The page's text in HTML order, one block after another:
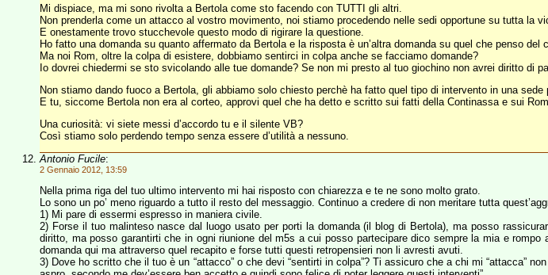
Mi dispiace, ma mi sono rivolta a Bertola come sto facendo con TUTTI gli altri.
Non prenderla come un attacco al vostro movimento, noi stiamo procedendo nelle sedi opportune su tutta la
E onestamente trovo stucchevole questo modo di rigirare la questione.
Ho fatto una domanda su quanto affermato da Bertola e la risposta è un’altra domanda su quel che penso del
Ma noi Rom, oltre la colpa di esistere, dobbiamo sentirci in colpa anche se facciamo domande?
Io dovrei chiedermi se sto svicolando alle tue domande? Se non mi presto al tuo giochino non avrei diritto di
Non stiamo dando fuoco a Bertola, gli abbiamo solo chiesto perchè ha fatto quel tipo di intervento in una sede
E tu, siccome Bertola non era al corteo, approvi quel che ha detto e scritto sui fatti della Continassa e sui
Una curiosità: vi siete messi d’accordo tu e il silente VB?
Così stiamo solo perdendo tempo senza essere d’utilità a nessuno.
Antonio Fucile:
2 Gennaio 2012, 13:59
Nella prima riga del tuo ultimo intervento mi hai risposto con chiarezza e te ne sono molto grato.
Lo sono un po’ meno riguardo a tutto il resto del messaggio. Continuo a credere di non meritare tutta
1) Mi pare di essermi espresso in maniera civile.
2) Forse il tuo malinteso nasce dal luogo usato per porti la domanda (il blog di Bertola), ma posso
diritto, ma posso garantirti che in ogni riunione del m5s a cui posso partecipare dico sempre la mia e
domanda qui ma attraverso quel recapito e forse tutti questi retropensieri non li avresti avuti.
3) Dove ho scritto che il tuo è un “attacco” o che devi “sentirti in colpa”? Ti assicuro che a chi mi “attacca”